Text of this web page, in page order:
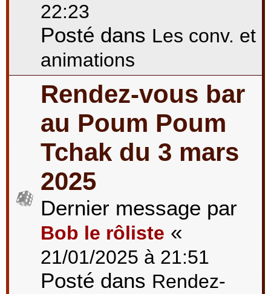
22:23
Posté dans Les conv. et
animations
Rendez-vous bar
au Poum Poum
Tchak du 3 mars
2025
Dernier message par
Bob le rôliste «
21/01/2025 à 21:51
Posté dans Rendez-